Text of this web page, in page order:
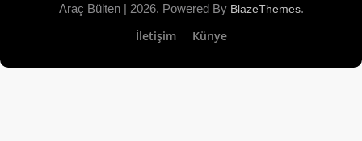
Araç Bülten | 2026. Powered By BlazeThemes.
İletişim Künye